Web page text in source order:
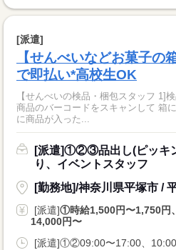
[派遣]
【せんべいなどお菓子
で即払い*高校生OK
【せんべいの検品・梱包スタッフ 1]
商品のバーコードをスキャンして 箱
に商品が入った...
[派遣]①②③品出し(ピッキ
り、イベントスタッフ
[勤務地]/神奈川県平塚市 /
[派遣]①時給1,500円〜1,750
14,000円〜